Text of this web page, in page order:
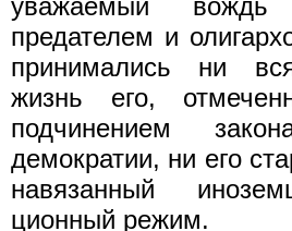
уважаемый
предателем и
принимались ни
жизнь его,
подчинением
демокра­тии, ни его
навязанный
ционный режим.